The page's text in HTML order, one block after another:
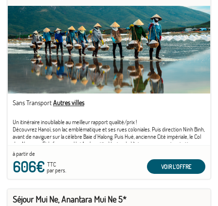
Sans TransportAutres villes
Un itinéraire inoubliable au meilleur rapport qualité/prix !
Découvrez Hanoï, son lac emblématique et ses rues coloniales. Puis direction Ninh Binh,
avant de naviguer sur la célèbre Baie d'Halong. Puis Hué, ancienne Cité impériale, le Col
des Nuages... Et la fameuse Hoi An, la petite Venise du Vietnam avec ses inspirations
japonaises et chinoises. Sans oublier le charme de l'antique Saigon...
à partir de
606€TTC
par pers.
VOIR L'OFFRE
Séjour Mui Ne, Anantara Mui Ne 5*